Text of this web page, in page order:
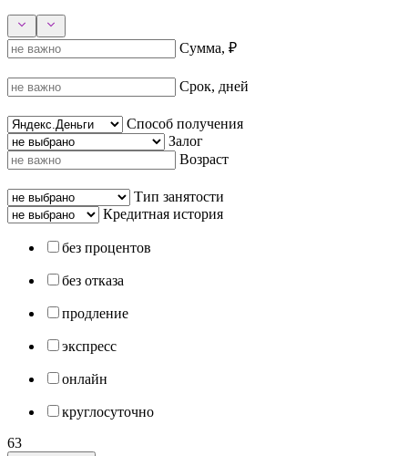
Сумма, ₽
Срок, дней
Способ получения
Залог
Возраст
Тип занятости
Кредитная история
без процентов
без отказа
продление
экспресс
онлайн
круглосуточно
63